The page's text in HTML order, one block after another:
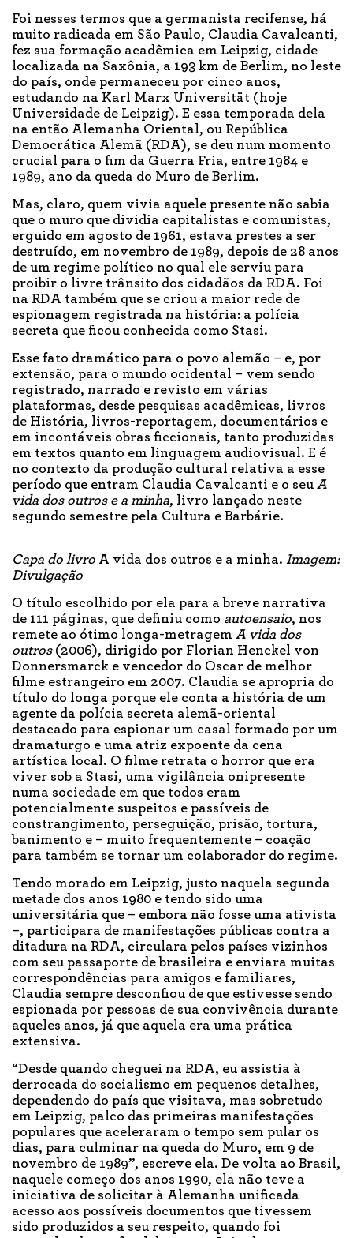
Foi nesses termos que a germanista recifense, há
muito radicada em São Paulo, Claudia Cavalcanti,
fez sua formação acadêmica em Leipzig, cidade
localizada na Saxônia, a 193 km de Berlim, no leste
do país, onde permaneceu por cinco anos,
estudando na Karl Marx Universität (hoje
Universidade de Leipzig). E essa temporada dela
na então Alemanha Oriental, ou República
Democrática Alemã (RDA), se deu num momento
crucial para o fim da Guerra Fria, entre 1984 e
1989, ano da queda do Muro de Berlim.
Mas, claro, quem vivia aquele presente não sabia
que o muro que dividia capitalistas e comunistas,
erguido em agosto de 1961, estava prestes a ser
destruído, em novembro de 1989, depois de 28 anos
de um regime político no qual ele serviu para
proibir o livre trânsito dos cidadãos da RDA. Foi
na RDA também que se criou a maior rede de
espionagem registrada na história: a polícia
secreta que ficou conhecida como Stasi.
Esse fato dramático para o povo alemão – e, por
extensão, para o mundo ocidental – vem sendo
registrado, narrado e revisto em várias
plataformas, desde pesquisas acadêmicas, livros
de História, livros-reportagem, documentários e
em incontáveis obras ficcionais, tanto produzidas
em textos quanto em linguagem audiovisual. E é
no contexto da produção cultural relativa a esse
período que entram Claudia Cavalcanti e o seu A
vida dos outros e a minha, livro lançado neste
segundo semestre pela Cultura e Barbárie.
Capa do livro A vida dos outros e a minha. Imagem:
Divulgação
O título escolhido por ela para a breve narrativa
de 111 páginas, que definiu como autoensaio, nos
remete ao ótimo longa-metragem A vida dos
outros(2006), dirigido por Florian Henckel von
Donnersmarck e vencedor do Oscar de melhor
filme estrangeiro em 2007. Claudia se apropria do
título do longa porque ele conta a história de um
agente da polícia secreta alemã-oriental
destacado para espionar um casal formado por um
dramaturgo e uma atriz expoente da cena
artística local. O filme retrata o horror que era
viver sob a Stasi, uma vigilância onipresente
numa sociedade em que todos eram
potencialmente suspeitos e passíveis de
constrangimento, perseguição, prisão, tortura,
banimento e – muito frequentemente – coação
para também se tornar um colaborador do regime.
Tendo morado em Leipzig, justo naquela segunda
metade dos anos 1980 e tendo sido uma
universitária que – embora não fosse uma ativista
–, participara de manifestações públicas contra a
ditadura na RDA, circulara pelos países vizinhos
com seu passaporte de brasileira e enviara muitas
correspondências para amigos e familiares,
Claudia sempre desconfiou de que estivesse sendo
espionada por pessoas de sua convivência durante
aqueles anos, já que aquela era uma prática
extensiva.
“Desde quando cheguei na RDA, eu assistia à
derrocada do socialismo em pequenos detalhes,
dependendo do país que visitava, mas sobretudo
em Leipzig, palco das primeiras manifestações
populares que aceleraram o tempo sem pular os
dias, para culminar na queda do Muro, em 9 de
novembro de 1989”, escreve ela. De volta ao Brasil,
naquele começo dos anos 1990, ela não teve a
iniciativa de solicitar à Alemanha unificada
acesso aos possíveis documentos que tivessem
sido produzidos a seu respeito, quando foi